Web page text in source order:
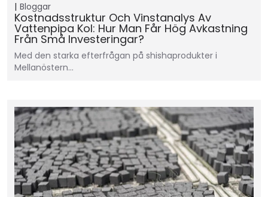
Bloggar
Kostnadsstruktur Och Vinstanalys Av
Vattenpipa Kol: Hur Man Får Hög Avkastning
Från Små Investeringar?
Med den starka efterfrågan på shishaprodukter i
Mellanöstern...